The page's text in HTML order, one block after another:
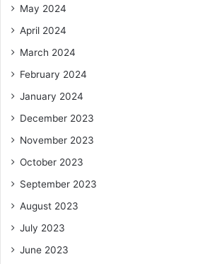
May 2024
April 2024
March 2024
February 2024
January 2024
December 2023
November 2023
October 2023
September 2023
August 2023
July 2023
June 2023